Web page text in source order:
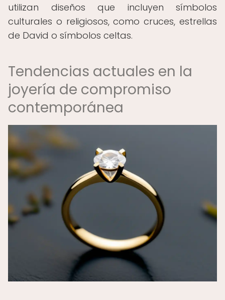
utilizan diseños que incluyen símbolos
culturales o religiosos, como cruces, estrellas
de David o símbolos celtas.
Tendencias actuales en la
joyería de compromiso
contemporánea